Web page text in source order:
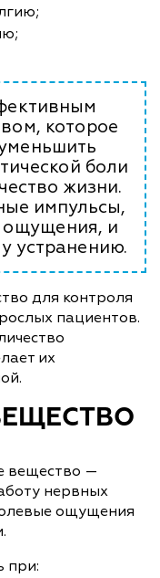
которое
боли
жизни.
импульсы,
и
устранению.
для контроля
пациентов.
их
вещество —
нервных
ощущения
при: